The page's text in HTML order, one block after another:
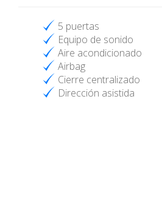
5 puertas
Equipo de sonido
Aire acondicionado
Airbag
Cierre centralizado
Dirección asistida